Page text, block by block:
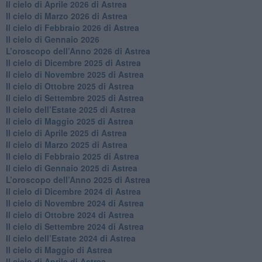
​Il cielo di Aprile 2026 di Astrea
​Il cielo di Marzo 2026 di Astrea
​Il cielo di Febbraio 2026 di Astrea
Il cielo di Gennaio 2026
​L’oroscopo dell’Anno 2026 di Astrea
​Il cielo di Dicembre 2025 di Astrea
​Il cielo di Novembre 2025 di Astrea
​Il cielo di Ottobre 2025 di Astrea
Il cielo di Settembre 2025 di Astrea
Il cielo dell’Estate 2025 di Astrea
​Il cielo di Maggio 2025 di Astrea
​Il cielo di Aprile 2025 di Astrea
Il cielo di Marzo 2025 di Astrea
​Il cielo di Febbraio 2025 di Astrea
Il cielo di Gennaio 2025 di Astrea
​L’oroscopo dell’Anno 2025 di Astrea
​Il cielo di Dicembre 2024 di Astrea
Il cielo di Novembre 2024 di Astrea
​Il cielo di Ottobre 2024 di Astrea
​Il cielo di Settembre 2024 di Astrea
Il cielo dell’Estate 2024 di Astrea
Il cielo di Maggio di Astrea